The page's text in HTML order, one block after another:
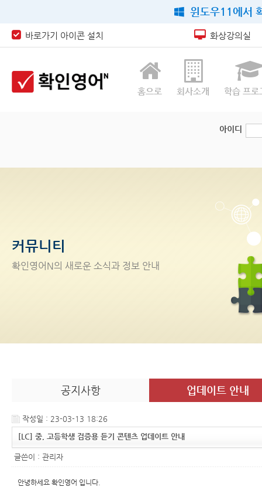
윈도우11에서
바로가기 아이콘 설치 화상강의실
홈으로 회사소개 학습 프로
아이디
커뮤니티
확인영어 N의 새로운 소식과 정보 안내
공지사항 업데이트 안내
작성일 : 23-03-13 18:26
[LC] 중, 고등학생 검증용 듣기 콘텐츠 업데이트 안내
글쓴이 : 관리자
안녕하세요 확인영어 입니다.